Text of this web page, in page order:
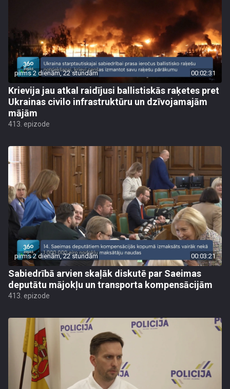
pirms 2 dienām, 22 stundām 00:02:31
Krievija jau atkal raidījusi ballistiskās raķetes pret
Ukrainas civilo infrastruktūru un dzīvojamajām
mājām
413. epizode
pirms 2 dienām, 22 stundām 00:03:21
Sabiedrībā arvien skaļāk diskutē par Saeimas
deputātu mājokļu un transporta kompensācijām
413. epizode